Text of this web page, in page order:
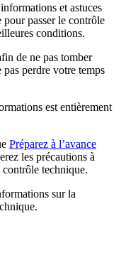
et astuces
passer le contrôle
conditions.
de ne pas tomber
perdre votre temps
est entièrement
Préparez à l’avance
les précautions à
technique.
sur la